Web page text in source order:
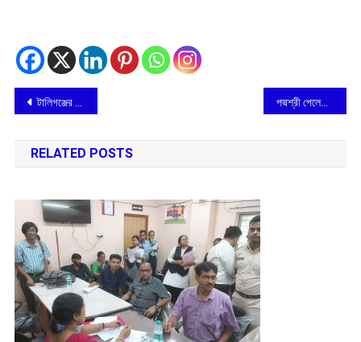
Post
navigation
টালিগঞ্জের স্বামী প্রণবানন্দ বিদ্যাপীঠে ঝুলন-উৎসব পদ্মশ্রী পেলেও অভাব ঘোচেনি, এবার পাটের গান গাইছেন ভাদু শিল্পি রতন কাহার
RELATED POSTS